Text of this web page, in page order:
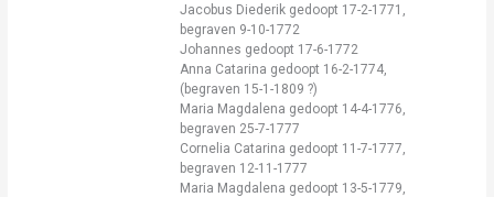
Jacobus Diederik gedoopt 17-2-1771,
begraven 9-10-1772
Johannes gedoopt 17-6-1772
Anna Catarina gedoopt 16-2-1774,
(begraven 15-1-1809 ?)
Maria Magdalena gedoopt 14-4-1776,
begraven 25-7-1777
Cornelia Catarina gedoopt 11-7-1777,
begraven 12-11-1777
Maria Magdalena gedoopt 13-5-1779,